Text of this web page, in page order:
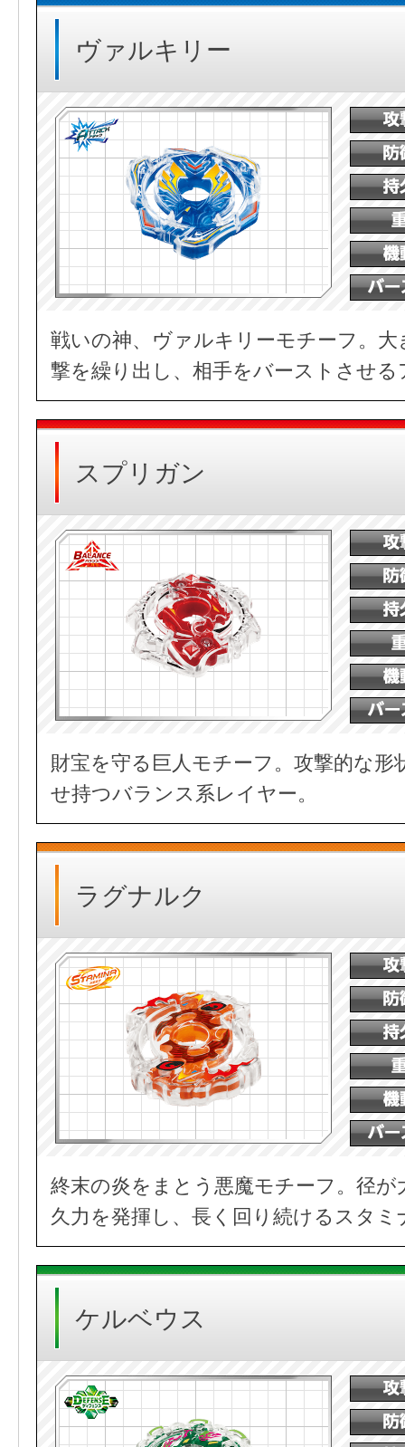
ヴァルキリー
戦いの神、ヴァルキリーモチーフ。
撃を繰り出し、相手をバーストさせ
スプリガン
財宝を守る巨人モチーフ。攻撃的な形
せ持つバランス系レイヤー。
ラグナルク
終末の炎をまとう悪魔モチーフ。径
久力を発揮し、長く回り続けるスタミ
ケルベウス